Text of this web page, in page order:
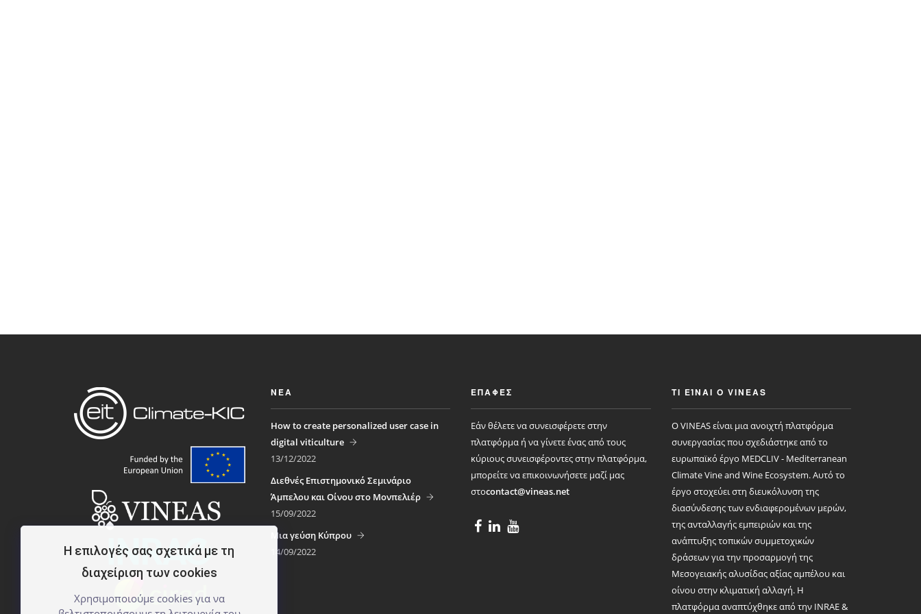
ΝΈΑ
How to create personalized user case in
digital viticulture
13/12/2022
Διεθνές Επιστημονικό Σεμινάριο
Άμπελου και Οίνου στο Μονπελιέρ
15/09/2022
Μια γεύση Κύπρου
14/09/2022
ΕΠΑΦΈΣ
Εάν θέλετε να συνεισφέρετε στην
πλατφόρμα ή να γίνετε ένας από τους
κύριους συνεισφέροντες στην πλατφόρμα,
μπορείτε να επικοινωνήσετε μαζί μας
στοcontact@vineas.net
ΤΙ ΕΊΝΑΙ Ο VINEAS
Ο VINEAS είναι μια ανοιχτή πλατφόρμα
συνεργασίας που σχεδιάστηκε από το
ευρωπαϊκό έργο MEDCLIV - Mediterranean
Climate Vine and Wine Ecosystem. Αυτό το
έργο στοχεύει στη διευκόλυνση της
διασύνδεσης των ενδιαφερομένων μερών,
της ανταλλαγής εμπειριών και της
ανάπτυξης τοπικών συμμετοχικών
δράσεων για την προσαρμογή της
Μεσογειακής αλυσίδας αξίας αμπέλου και
οίνου στην κλιματική αλλαγή. Η
πλατφόρμα αναπτύχθηκε από την INRAE ​​&
Η επιλογές σας σχετικά με τη
διαχείριση των cookies
Χρησιμοποιούμε cookies για να